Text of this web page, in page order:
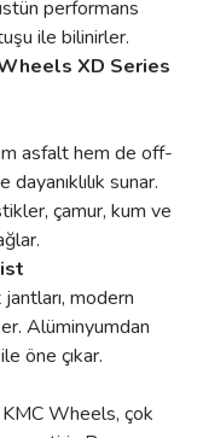
performans
ile bilinirler.
XD Series
asfalt hem de off-
sunar.
çamur, kum ve
modern
Alüminyumdan
öne çıkar.
Wheels, çok